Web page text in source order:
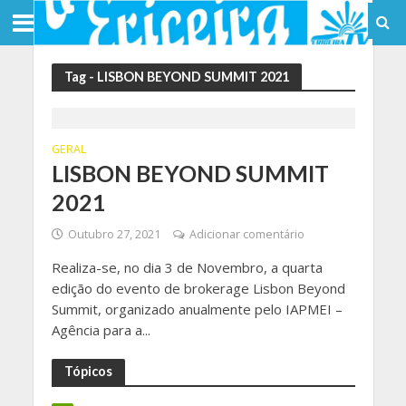
Tag - LISBON BEYOND SUMMIT 2021
GERAL
LISBON BEYOND SUMMIT
2021
Outubro 27, 2021 Adicionar comentário
Realiza-se, no dia 3 de Novembro, a quarta
edição do evento de brokerage Lisbon Beyond
Summit, organizado anualmente pelo IAPMEI –
Agência para a...
Tópicos